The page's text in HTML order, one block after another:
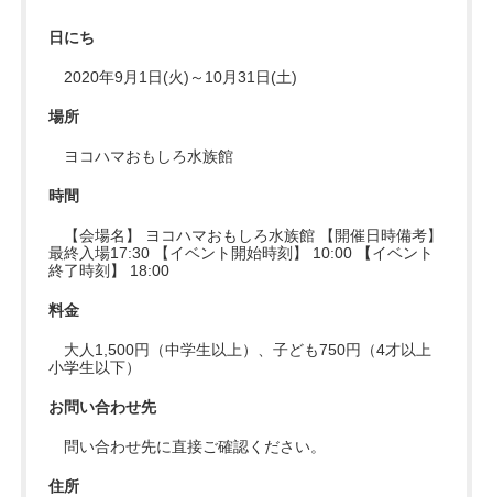
日にち
2020年9月1日(火)～10月31日(土)
場所
ヨコハマおもしろ水族館
時間
【会場名】 ヨコハマおもしろ水族館 【開催日時備考】
最終入場17:30 【イベント開始時刻】 10:00 【イベント
終了時刻】 18:00
料金
大人1,500円（中学生以上）、子ども750円（4才以上
小学生以下）
お問い合わせ先
問い合わせ先に直接ご確認ください。
住所